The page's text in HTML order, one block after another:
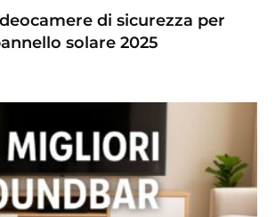
di sicurezza per
solare 2025